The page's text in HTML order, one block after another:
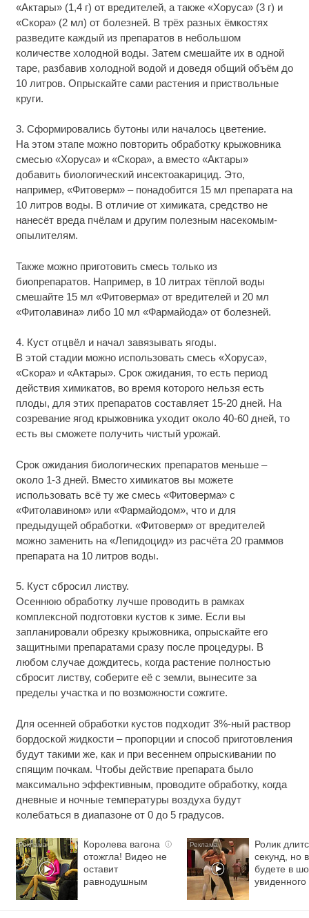
«Актары» (1,4 г) от вредителей, а также «Хоруса» (3 г) и
«Скора» (2 мл) от болезней. В трёх разных ёмкостях
разведите каждый из препаратов в небольшом
количестве холодной воды. Затем смешайте их в одной
таре, разбавив холодной водой и доведя общий объём до
10 литров. Опрыскайте сами растения и приствольные
круги.
3. Cформировались бутоны или началось цветение.
На этом этапе можно повторить обработку крыжовника
смесью «Хоруса» и «Скора», а вместо «Актары»
добавить биологический инсектоакарицид. Это,
например, «Фитоверм» – понадобится 15 мл препарата на
10 литров воды. В отличие от химиката, средство не
нанесёт вреда пчёлам и другим полезным насекомым-
опылителям.
Также можно приготовить смесь только из
биопрепаратов. Например, в 10 литрах тёплой воды
смешайте 15 мл «Фитоверма» от вредителей и 20 мл
«Фитолавина» либо 10 мл «Фармайода» от болезней.
4. Куст отцвёл и начал завязывать ягоды.
В этой стадии можно использовать смесь «Хоруса»,
«Скора» и «Актары». Срок ожидания, то есть период
действия химикатов, во время которого нельзя есть
плоды, для этих препаратов составляет 15-20 дней. На
созревание ягод крыжовника уходит около 40-60 дней, то
есть вы сможете получить чистый урожай.
Срок ожидания биологических препаратов меньше –
около 1-3 дней. Вместо химикатов вы можете
использовать всё ту же смесь «Фитоверма» с
«Фитолавином» или «Фармайодом», что и для
предыдущей обработки. «Фитоверм» от вредителей
можно заменить на «Лепидоцид» из расчёта 20 граммов
препарата на 10 литров воды.
5. Куст сбросил листву.
Осеннюю обработку лучше проводить в рамках
комплексной подготовки кустов к зиме. Если вы
запланировали обрезку крыжовника, опрыскайте его
защитными препаратами сразу после процедуры. В
любом случае дождитесь, когда растение полностью
сбросит листву, соберите её с земли, вынесите за
пределы участка и по возможности сожгите.
Для осенней обработки кустов подходит 3%-ный раствор
бордоской жидкости – пропорции и способ приготовления
будут такими же, как и при весеннем опрыскивании по
спящим почкам. Чтобы действие препарата было
максимально эффективным, проводите обработку, когда
дневные и ночные температуры воздуха будут
колебаться в диапазоне от 0 до 5 градусов.
i
Королева вагона
отожгла! Видео не
оставит
равнодушным
Ролик
секунд, но
будете в
увиденного